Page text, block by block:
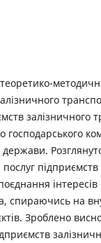
залізничного
господарського
спираючись на
Зроблено